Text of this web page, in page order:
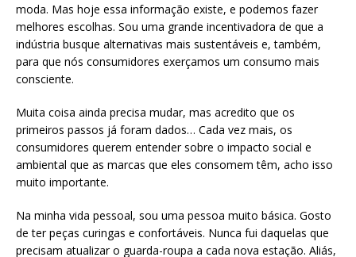
moda. Mas hoje essa informação existe, e podemos fazer
melhores escolhas. Sou uma grande incentivadora de que a
indústria busque alternativas mais sustentáveis e, também,
para que nós consumidores exerçamos um consumo mais
consciente.
Muita coisa ainda precisa mudar, mas acredito que os
primeiros passos já foram dados… Cada vez mais, os
consumidores querem entender sobre o impacto social e
ambiental que as marcas que eles consomem têm, acho isso
muito importante.
Na minha vida pessoal, sou uma pessoa muito básica. Gosto
de ter peças curingas e confortáveis. Nunca fui daquelas que
precisam atualizar o guarda-roupa a cada nova estação. Aliás,